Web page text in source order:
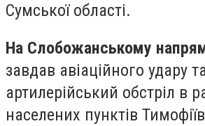
Сумської області.
На Слобожанському
завдав авіаційного удару
артилерійський обстріл в
населених пунктів